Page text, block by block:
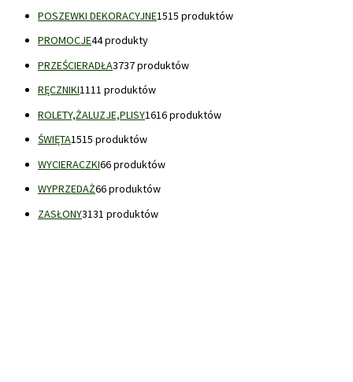
POSZEWKI DEKORACYJNE1515 produktów
PROMOCJE44 produkty
PRZEŚCIERADŁA3737 produktów
RĘCZNIKI1111 produktów
ROLETY,ŻALUZJE,PLISY1616 produktów
ŚWIĘTA1515 produktów
WYCIERACZKI66 produktów
WYPRZEDAŻ66 produktów
ZASŁONY3131 produktów